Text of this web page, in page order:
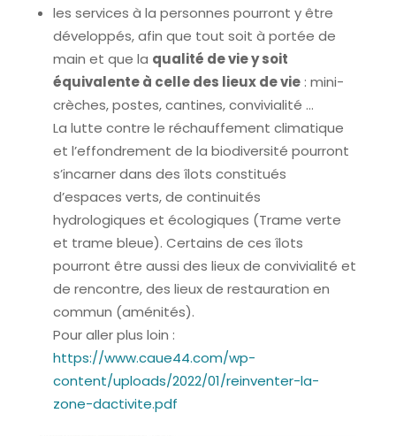
les services à la personnes pourront y être
développés, afin que tout soit à portée de
main et que la qualité de vie y soit
équivalente à celle des lieux de vie: mini-
crèches, postes, cantines, convivialité …
La lutte contre le réchauffement climatique
et l’effondrement de la biodiversité pourront
s’incarner dans des îlots constitués
d’espaces verts, de continuités
hydrologiques et écologiques (Trame verte
et trame bleue). Certains de ces îlots
pourront être aussi des lieux de convivialité et
de rencontre, des lieux de restauration en
commun (aménités).
Pour aller plus loin :
https://www.caue44.com/wp-
content/uploads/2022/01/reinventer-la-
zone-dactivite.pdf